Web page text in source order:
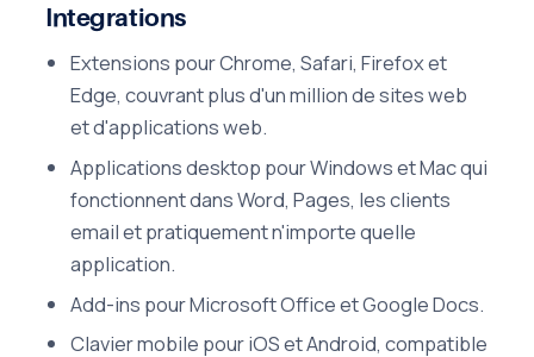
Integrations
Extensions pour Chrome, Safari, Firefox et
Edge, couvrant plus d'un million de sites web
et d'applications web.
Applications desktop pour Windows et Mac qui
fonctionnent dans Word, Pages, les clients
email et pratiquement n'importe quelle
application.
Add-ins pour Microsoft Office et Google Docs.
Clavier mobile pour iOS et Android, compatible